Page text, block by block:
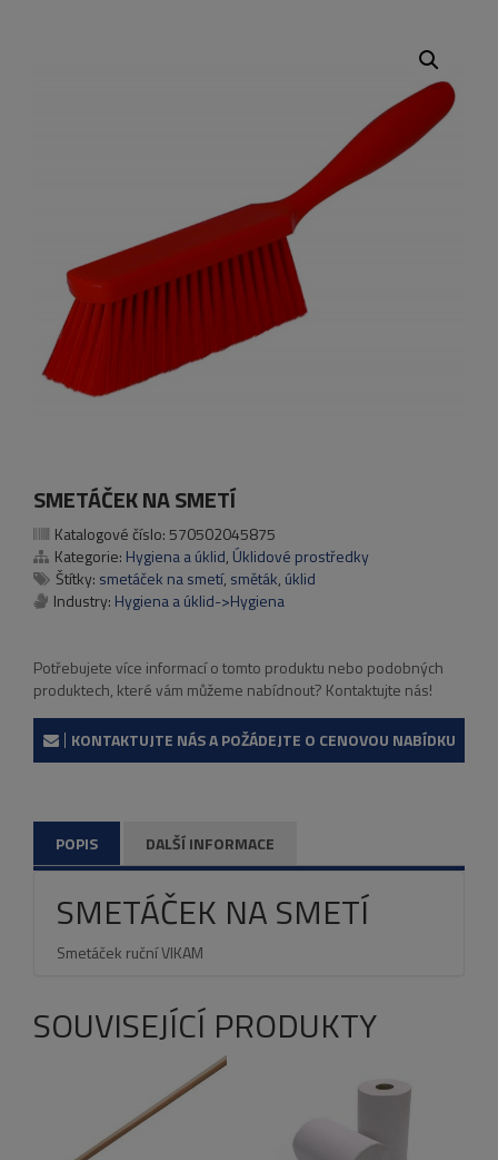
SMETÁČEK NA SMETÍ
Katalogové číslo:570502045875
Kategorie: Hygiena a úklid, Úklidové prostředky
Štítky: smetáček na smetí, směták, úklid
Industry: Hygiena a úklid->Hygiena
Potřebujete více informací o tomto produktu nebo podobných
produktech, které vám můžeme nabídnout? Kontaktujte nás!
KONTAKTUJTE NÁS A POŽÁDEJTE O CENOVOU NABÍDKU
POPIS DALŠÍ INFORMACE
SMETÁČEK NA SMETÍ
Smetáček ruční VIKAM
SOUVISEJÍCÍ PRODUKTY